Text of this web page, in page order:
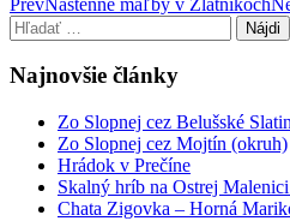
Post
navigation
Hľadať:
Najnovšie články
Zo Slopnej cez Belušské
Zo Slopnej cez Mojtín (okruh)
Hrádok v Prečíne
Skalný hríb na Ostrej
Chata Zigovka – Horná